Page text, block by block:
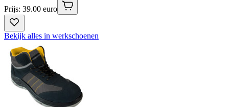
Prijs: 39.00 euro
Bekijk alles in werkschoenen